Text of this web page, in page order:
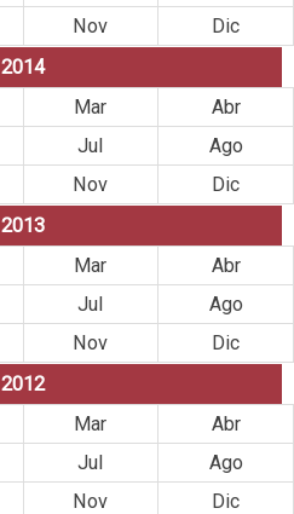
Nov
Dic
2014
Mar
Abr
Jul
Ago
Nov
Dic
2013
Mar
Abr
Jul
Ago
Nov
Dic
2012
Mar
Abr
Jul
Ago
Nov
Dic